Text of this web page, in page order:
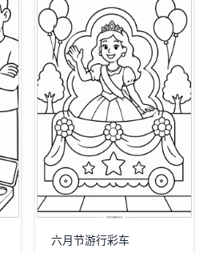
六月节游行彩车